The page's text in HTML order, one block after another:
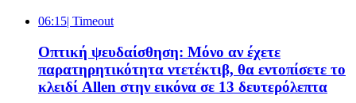
06:15| Timeout
Οπτική ψευδαίσθηση: Μόνο αν έχετε
παρατηρητικότητα ντετέκτιβ, θα εντοπίσετε το
κλειδί Allen στην εικόνα σε 13 δευτερόλεπτα